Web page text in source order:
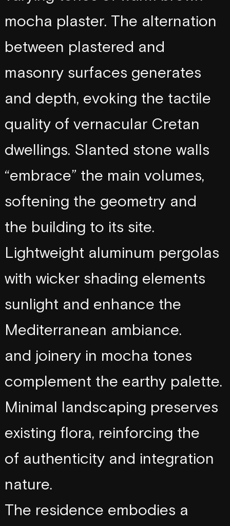
n
and
mocha plaster. The alternation
between plastered and
expos ed
masonry surfaces generates
rh yt hm
and depth, evoking the tactile
quality of vernacular Cretan
dwellings. Slanted stone walls
“embrace” the main volumes,
softening the geometry and
roo ting
the building to its site.
Lightweight aluminum pergolas
with wicker shading elements
filter
sunlight and enhance the
Mediterranean ambiance.
O pe nin gs
and joinery in mocha tones
complement the earthy palette.
Minimal landscaping preserves
the
existing flora, reinforcing the
se nse
of authenticity and integration
with
nature.
The residence embodies a